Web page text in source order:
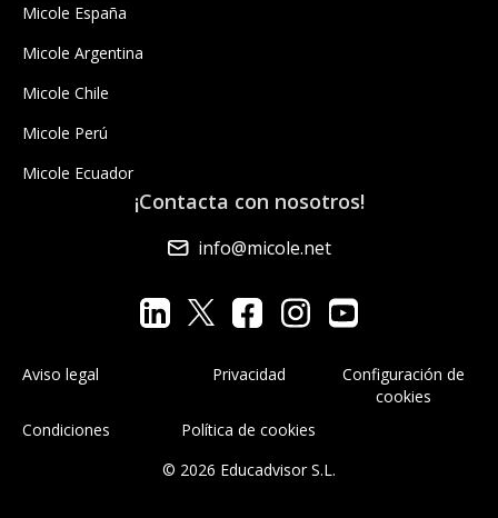
Micole España
Micole Argentina
Micole Chile
Micole Perú
Micole Ecuador
¡Contacta con nosotros!
info@micole.net
Aviso legal Privacidad
Configuración de
cookies
Condiciones
Política de cookies
© 2026 Educadvisor S.L.